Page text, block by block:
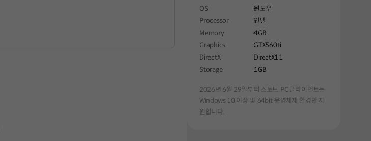
OS
윈도우
Processor
인텔
Memory
4GB
Graphics
GTX560ti
DirectX
DirectX11
Storage
1GB
2026년 6월 29일부터 스토브 PC 클라이언트는
Windows 10 이상 및 64bit 운영체제 환경만 지
원합니다.